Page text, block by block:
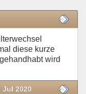
diese kurze
wird
Jul 2020